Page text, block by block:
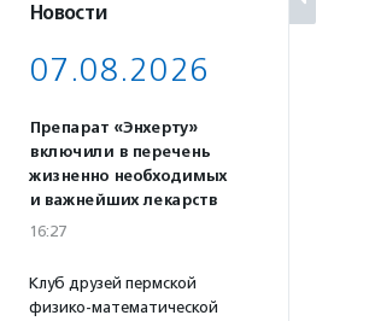
Новости
07.08.2026
Препарат «Энхерту»
включили в перечень
жизненно необходимых
и важнейших лекарств
16:27
Клуб друзей пермской
физико-математической